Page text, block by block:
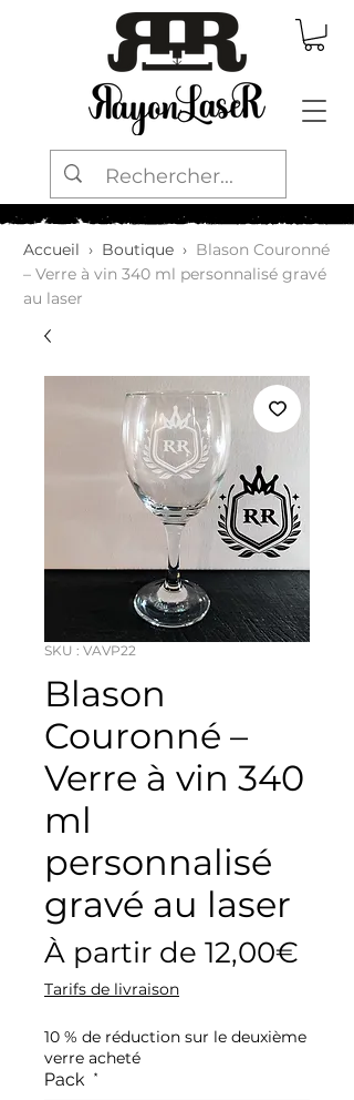
Accueil › Boutique › Blason Couronné
– Verre à vin 340 ml personnalisé gravé
au laser
SKU : VAVP22
Blason
Couronné –
Verre à vin 340
ml
personnalisé
gravé au laser
À partir de 12,00€
Tarifs de livraison
10 % de réduction sur le deuxième
verre acheté
Pack *